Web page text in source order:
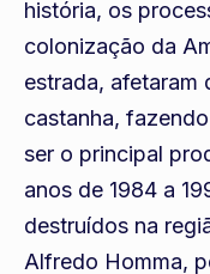
história, os
colonização da
estrada, afetaram
castanha,
ser o principal
anos de 1984 a
destruídos na
Alfredo Homma,